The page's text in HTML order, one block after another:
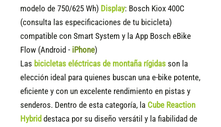
modelo de 750/625 Wh) Display: Bosch Kiox 400C
(consulta las especificaciones de tu bicicleta)
compatible con Smart System y la App Bosch eBike
Flow (Android - iPhone)
Las bicicletas eléctricas de montaña rígidas son la
elección ideal para quienes buscan una e-bike potente,
eficiente y con un excelente rendimiento en pistas y
senderos. Dentro de esta categoría, la Cube Reaction
Hybrid destaca por su diseño versátil y la fiabilidad de